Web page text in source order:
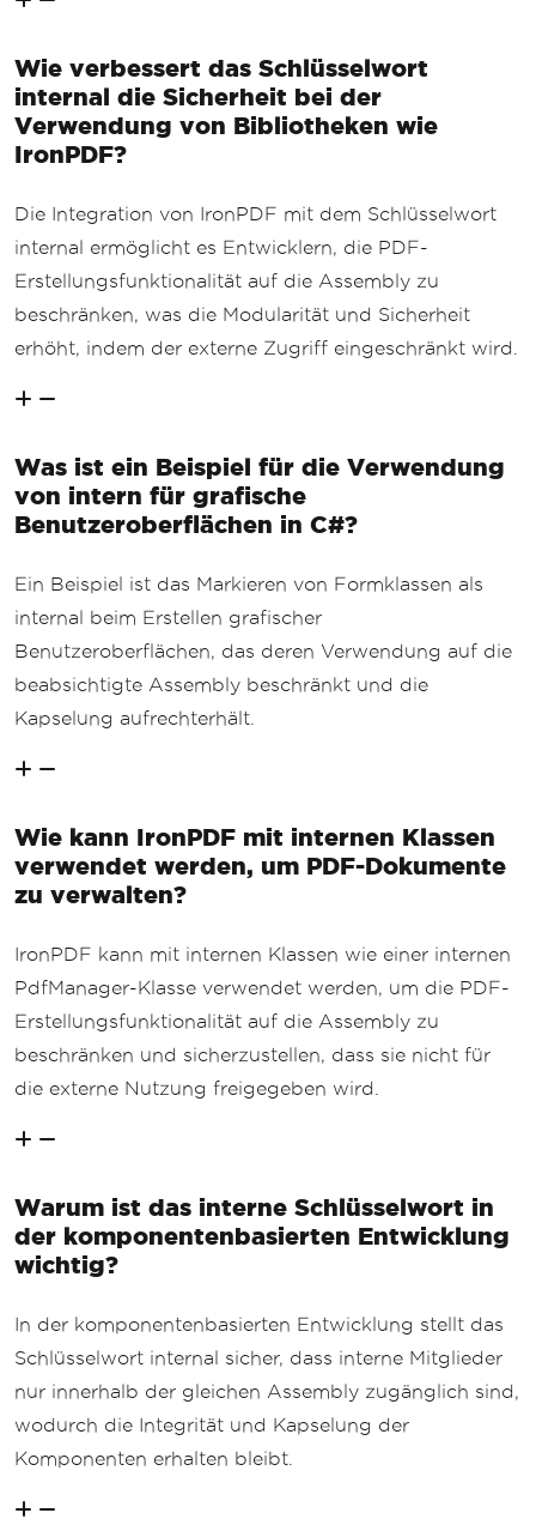
Wie verbessert das Schlüsselwort
internal die Sicherheit bei der
Verwendung von Bibliotheken wie
IronPDF?
Die Integration von IronPDF mit dem Schlüsselwort
internal ermöglicht es Entwicklern, die PDF-
Erstellungsfunktionalität auf die Assembly zu
beschränken, was die Modularität und Sicherheit
erhöht, indem der externe Zugriff eingeschränkt wird.
Was ist ein Beispiel für die Verwendung
von intern für grafische
Benutzeroberflächen in C#?
Ein Beispiel ist das Markieren von Formklassen als
internal beim Erstellen grafischer
Benutzeroberflächen, das deren Verwendung auf die
beabsichtigte Assembly beschränkt und die
Kapselung aufrechterhält.
Wie kann IronPDF mit internen Klassen
verwendet werden, um PDF-Dokumente
zu verwalten?
IronPDF kann mit internen Klassen wie einer internen
PdfManager-Klasse verwendet werden, um die PDF-
Erstellungsfunktionalität auf die Assembly zu
beschränken und sicherzustellen, dass sie nicht für
die externe Nutzung freigegeben wird.
Warum ist das interne Schlüsselwort in
der komponentenbasierten Entwicklung
wichtig?
In der komponentenbasierten Entwicklung stellt das
Schlüsselwort internal sicher, dass interne Mitglieder
nur innerhalb der gleichen Assembly zugänglich sind,
wodurch die Integrität und Kapselung der
Komponenten erhalten bleibt.